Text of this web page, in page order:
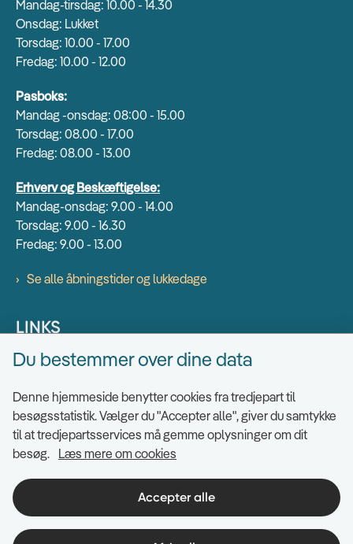
Mandag-tirsdag: 10.00 - 14.30
Onsdag: Lukket
Torsdag: 10.00 - 17.00
Fredag: 10.00 - 12.00
Pasboks:
Mandag -onsdag: 08:00 - 15.00
Torsdag: 08.00 - 17.00
Fredag: 08.00 - 13.00
Erhverv og Beskæftigelse:
Mandag-onsdag: 9.00 - 14.00
Torsdag: 9.00 - 16.30
Fredag: 9.00 - 13.00
Se alle åbningstider og lukkedage
LINKS
Find EAN numre
Send sikkert
Tilgængelighedserklæring
Cookies
Ris og ros til hjemmesiden
Indsigt i datahåndtering
Du bestemmer over dine data
Denne hjemmeside benytter cookies fra tredjepart til
besøgsstatistik. Vælger du "Accepter alle", giver du samtykke
til at tredjepartsservices må gemme oplysninger om dit
besøg. Læs mere om cookies
Accepter alle